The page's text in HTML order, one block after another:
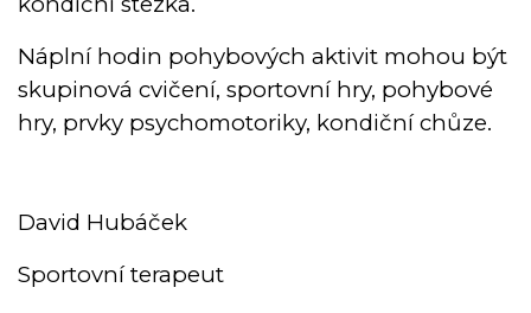
Náplní hodin pohybových aktivit mohou být
skupinová cvičení, sportovní hry, pohybové
hry, prvky psychomotoriky, kondiční chůze.
David Hubáček
Sportovní terapeut